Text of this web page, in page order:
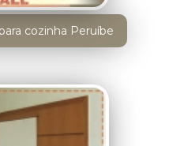
cozinha Peruíbe